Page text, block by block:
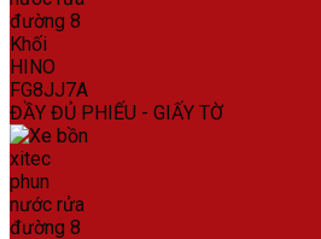
ĐẦY ĐỦ PHIẾU - GIẤY TỜ